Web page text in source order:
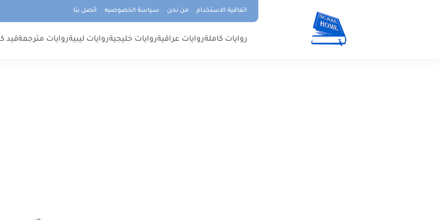
اتفاقية الاستخدام من نحن سياسة الخصوصيه أتصل بنا
روايات كاملةروايات عراقيةروايات خليجيةروايات ليبيةروايات مترجمةقيد